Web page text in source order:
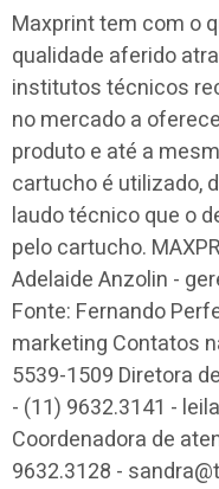
Maxprint tem com o
qualidade aferido
institutos técnicos
no mercado a
produto e até a
cartucho é utilizado,
laudo técnico que o
pelo cartucho.
Adelaide Anzolin -
Fonte: Fernando
marketing Contatos
5539-1509 Diretora
- (11) 9632.3141 -
Coordenadora de
9632.3128 -